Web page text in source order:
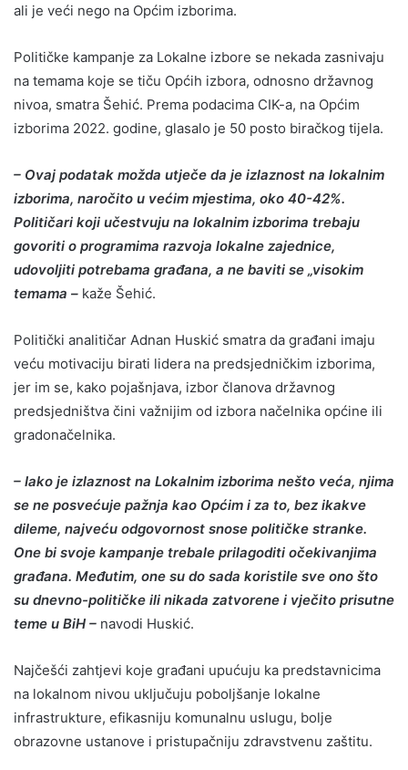
ali je veći nego na Općim izborima.
Političke kampanje za Lokalne izbore se nekada zasnivaju
na temama koje se tiču Općih izbora, odnosno državnog
nivoa, smatra Šehić. Prema podacima CIK-a, na Općim
izborima 2022. godine, glasalo je 50 posto biračkog tijela.
– Ovaj podatak možda utječe da je izlaznost na lokalnim
izborima, naročito u većim mjestima, oko 40-42%.
Političari koji učestvuju na lokalnim izborima trebaju
govoriti o programima razvoja lokalne zajednice,
udovoljiti potrebama građana, a ne baviti se „visokim
temama – kaže Šehić.
Politički analitičar Adnan Huskić smatra da građani imaju
veću motivaciju birati lidera na predsjedničkim izborima,
jer im se, kako pojašnjava, izbor članova državnog
predsjedništva čini važnijim od izbora načelnika općine ili
gradonačelnika.
– Iako je izlaznost na Lokalnim izborima nešto veća, njima
se ne posvećuje pažnja kao Općim i za to, bez ikakve
dileme, najveću odgovornost snose političke stranke.
One bi svoje kampanje trebale prilagoditi očekivanjima
građana. Međutim, one su do sada koristile sve ono što
su dnevno-političke ili nikada zatvorene i vječito prisutne
teme u BiH – navodi Huskić.
Najčešći zahtjevi koje građani upućuju ka predstavnicima
na lokalnom nivou uključuju poboljšanje lokalne
infrastrukture, efikasniju komunalnu uslugu, bolje
obrazovne ustanove i pristupačniju zdravstvenu zaštitu.